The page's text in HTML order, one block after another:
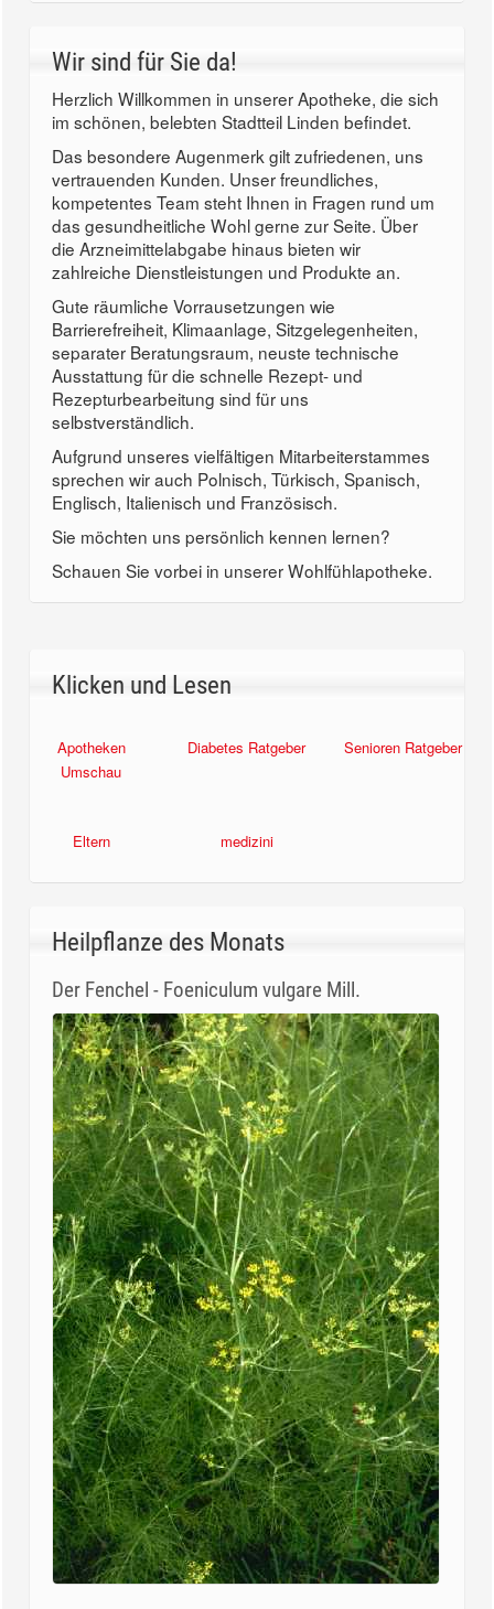
Wir sind für Sie da!
Herzlich Willkommen in unserer Apotheke, die sich
im schönen, belebten Stadtteil Linden befindet.
Das besondere Augenmerk gilt zufriedenen, uns
vertrauenden Kunden. Unser freundliches,
kompetentes Team steht Ihnen in Fragen rund um
das gesundheitliche Wohl gerne zur Seite. Über
die Arzneimittelabgabe hinaus bieten wir
zahlreiche Dienstleistungen und Produkte an.
Gute räumliche Vorrausetzungen wie
Barrierefreiheit, Klimaanlage, Sitzgelegenheiten,
separater Beratungsraum, neuste technische
Ausstattung für die schnelle Rezept- und
Rezepturbearbeitung sind für uns
selbstverständlich.
Aufgrund unseres vielfältigen Mitarbeiterstammes
sprechen wir auch Polnisch, Türkisch, Spanisch,
Englisch, Italienisch und Französisch.
Sie möchten uns persönlich kennen lernen?
Schauen Sie vorbei in unserer Wohlfühlapotheke.
Klicken und Lesen
Apotheken
Umschau
Diabetes Ratgeber Senioren Ratgeber
Eltern medizini
Heilpflanze des Monats
Der Fenchel - Foeniculum vulgare Mill.